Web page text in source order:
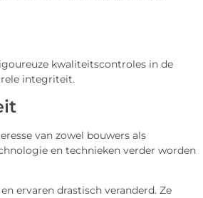
kwaliteitscontroles in de
integriteit.
van zowel bouwers als
en technieken verder worden
ervaren drastisch veranderd. Ze